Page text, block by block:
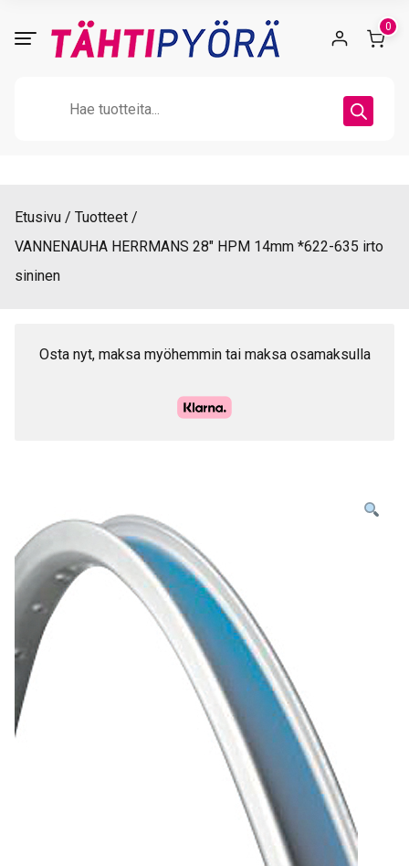
0
Etusivu
Tuotteet
VANNENAUHA HERRMANS 28″ HPM 14mm *622-635 irto
sininen
Osta nyt, maksa myöhemmin tai maksa osamaksulla